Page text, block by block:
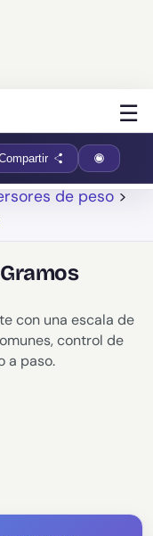
☰
de peso >
con una escala de
control de
a paso.